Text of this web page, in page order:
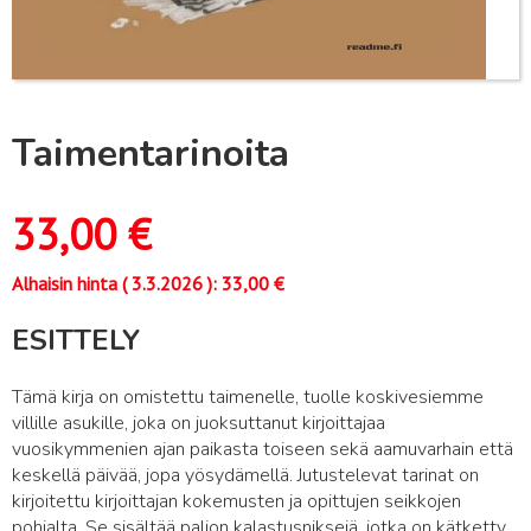
Taimentarinoita
33,00€
Alhaisin hinta (3.3.2026): 33,00 €
ESITTELY
Tämä kirja on omistettu taimenelle, tuolle koskivesiemme
villille asukille, joka on juoksuttanut kirjoittajaa
vuosikymmenien ajan paikasta toiseen sekä aamuvarhain että
keskellä päivää, jopa yösydämellä. Jutustelevat tarinat on
kirjoitettu kirjoittajan kokemusten ja opittujen seikkojen